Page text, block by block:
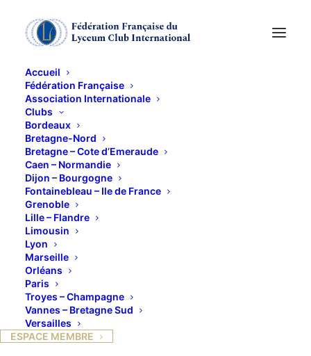
Accueil
Fédération Française
Association Internationale
Clubs
Bordeaux
Bretagne-Nord
Bretagne – Cote d’Emeraude
Caen – Normandie
Dijon – Bourgogne
Fontainebleau – Ile de France
Grenoble
Lille – Flandre
Limousin
Lyon
Marseille
Orléans
Paris
Troyes – Champagne
Vannes – Bretagne Sud
Versailles
ESPACE MEMBRE
DIVERTIMENTO : «
CONCERT EXPRESSO
» MOZART
A la découverte de l’art mozartien……
à l’AUDITORIUM RDV à 13H pour le déjeuner